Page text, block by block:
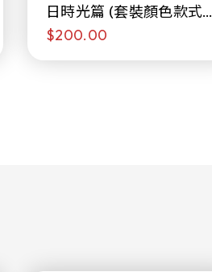
日時光篇 (套裝顏色款式隨
機販售)
$200.00